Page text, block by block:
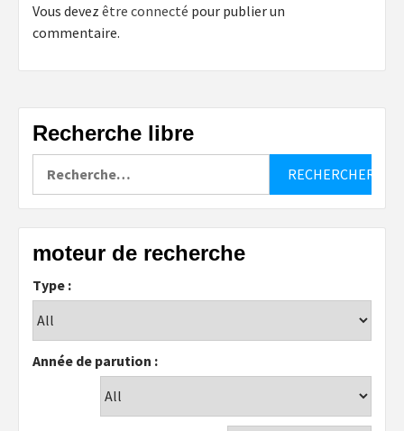
Vous devez être connecté pour publier un
commentaire.
Recherche libre
moteur de recherche
Type :
Année de parution :